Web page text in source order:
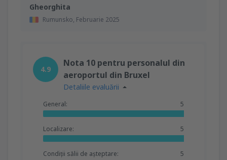
Gheorghita
Rumunsko, Februarie 2025
4.9
Nota 10 pentru personalul din
aeroportul din Bruxel
Detaliile evaluării
General: 5
Localizare: 5
Condiții sălii de așteptare: 5